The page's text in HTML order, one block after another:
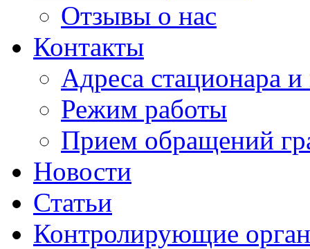
Отзывы о нас
Контакты
Адреса стационара
Режим работы
Прием обращений
Новости
Статьи
Контролирующие